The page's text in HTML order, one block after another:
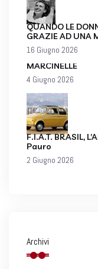
QUANDO LE
GRAZIE AD UNA
16 Giugno 2026
MARCINELLE
4 Giugno 2026
F.I.A.T. BRASIL,
Pauro
2 Giugno 2026
Archivi